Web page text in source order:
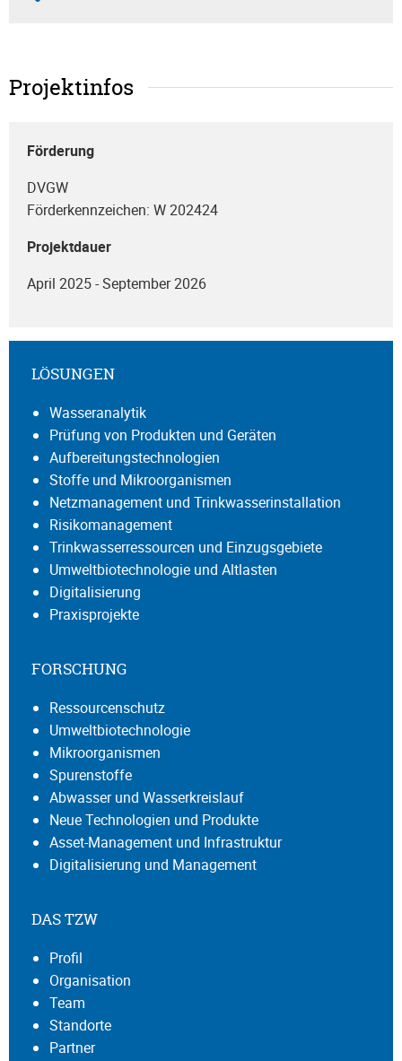
Projektinfos
Förderung
DVGW
Förderkennzeichen: W 202424
Projektdauer
April 2025 - September 2026
LÖSUNGEN
Wasseranalytik
Prüfung von Produkten und Geräten
Aufbereitungstechnologien
Stoffe und Mikroorganismen
Netzmanagement und Trinkwasserinstallation
Risikomanagement
Trinkwasserressourcen und Einzugsgebiete
Umweltbiotechnologie und Altlasten
Digitalisierung
Praxisprojekte
FORSCHUNG
Ressourcenschutz
Umweltbiotechnologie
Mikroorganismen
Spurenstoffe
Abwasser und Wasserkreislauf
Neue Technologien und Produkte
Asset-Management und Infrastruktur
Digitalisierung und Management
DAS TZW
Profil
Organisation
Team
Standorte
Partner